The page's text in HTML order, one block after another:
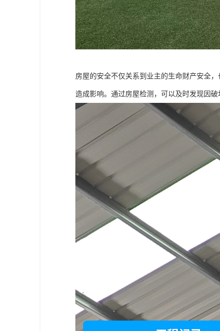
房屋的安全不仅关系到业主的生命财产安全
造成影响。通过房屋检测，可以及时发现因